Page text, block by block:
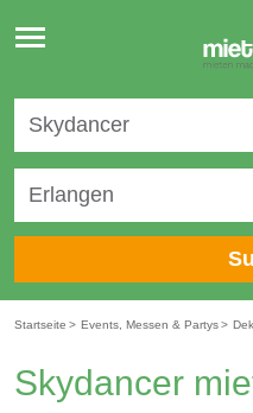
Toggle
navigation
Startseite > Events, Messen & Partys>
Skydancer